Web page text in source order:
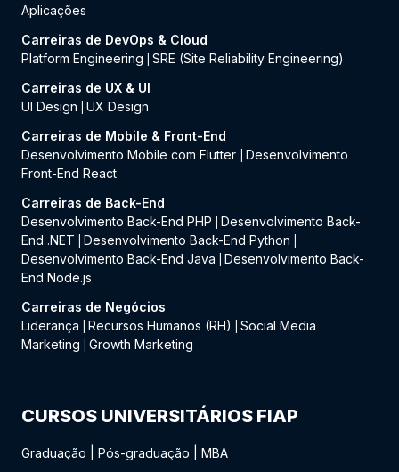
Aplicações
Carreiras de DevOps & Cloud
Platform Engineering
SRE (Site Reliability Engineering)
Carreiras de UX & UI
UI Design
UX Design
Carreiras de Mobile & Front-End
Desenvolvimento Mobile com Flutter
Desenvolvimento
Front-End React
Carreiras de Back-End
Desenvolvimento Back-End PHP
Desenvolvimento Back-
End .NET
Desenvolvimento Back-End Python
Desenvolvimento Back-End Java
Desenvolvimento Back-
End Node.js
Carreiras de Negócios
Liderança
Recursos Humanos (RH)
Social Media
Marketing
Growth Marketing
CURSOS UNIVERSITÁRIOS FIAP
Graduação Pós-graduação MBA